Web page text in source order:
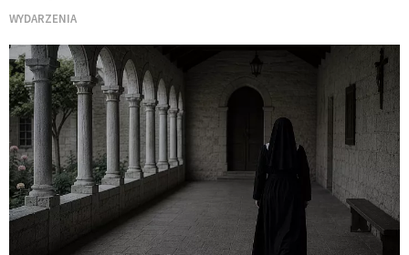
WYDARZENIA